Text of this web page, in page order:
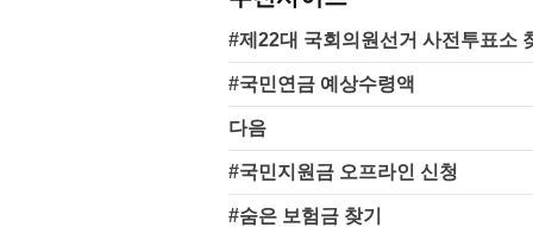
#제22대 국회의원선거 사전투표소
#국민연금 예상수령액
다음
#국민지원금 오프라인 신청
#숨은 보험금 찾기